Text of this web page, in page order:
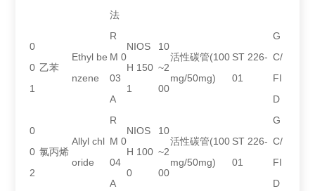
法
0
0
1
乙苯
Ethyl be
nzene
R
M 0
03
A
NIOS
H 150
1
10
~2
00
活性碳管(100
mg/50mg)
ST 226-
01
G
C/
FI
D
0
0
2
氯丙烯
Allyl chl
oride
R
M 0
04
A
NIOS
H 100
0
10
~2
00
活性碳管(100
mg/50mg)
ST 226-
01
G
C/
FI
D